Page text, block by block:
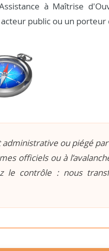
à Maîtrise
public ou un
ou piégé
officiels ou à
le contrôle : nous